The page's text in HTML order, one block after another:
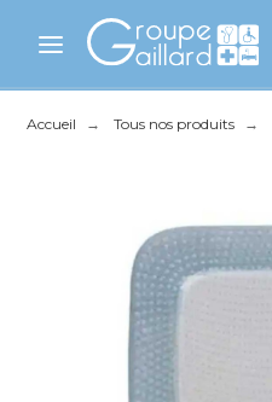
Accueil Tous nos produits